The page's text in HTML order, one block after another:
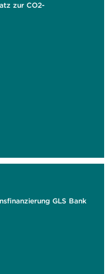
zur CO2-
GLS Bank